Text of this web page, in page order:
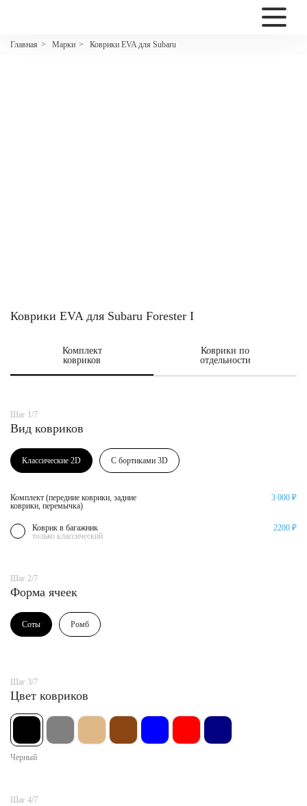
Главная > Марки > Коврики EVA для Subaru
2200
Коврики EVA для Subaru Forester I
Комплект
ковриков
Коврики по
отдельности
Шаг 1/7
Вид ковриков
Классические 2D С бортиками 3D
Комплект (передние коврики, задние
коврики, перемычка)
3 000 ₽
Коврик в багажник
только классический
2200 ₽
Шаг 2/7
Форма ячеек
Соты Ромб
Шаг 3/7
Цвет ковриков
Черный
Шаг 4/7